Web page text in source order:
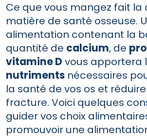
Ce que vous mangez fait la
matière de santé osseuse.
alimentation contenant la
quantité de calcium, de
vitamine D vous apportera
nutriments nécessaires
la santé de vos os et
fracture. Voici quelques
guider vos choix
promouvoir une